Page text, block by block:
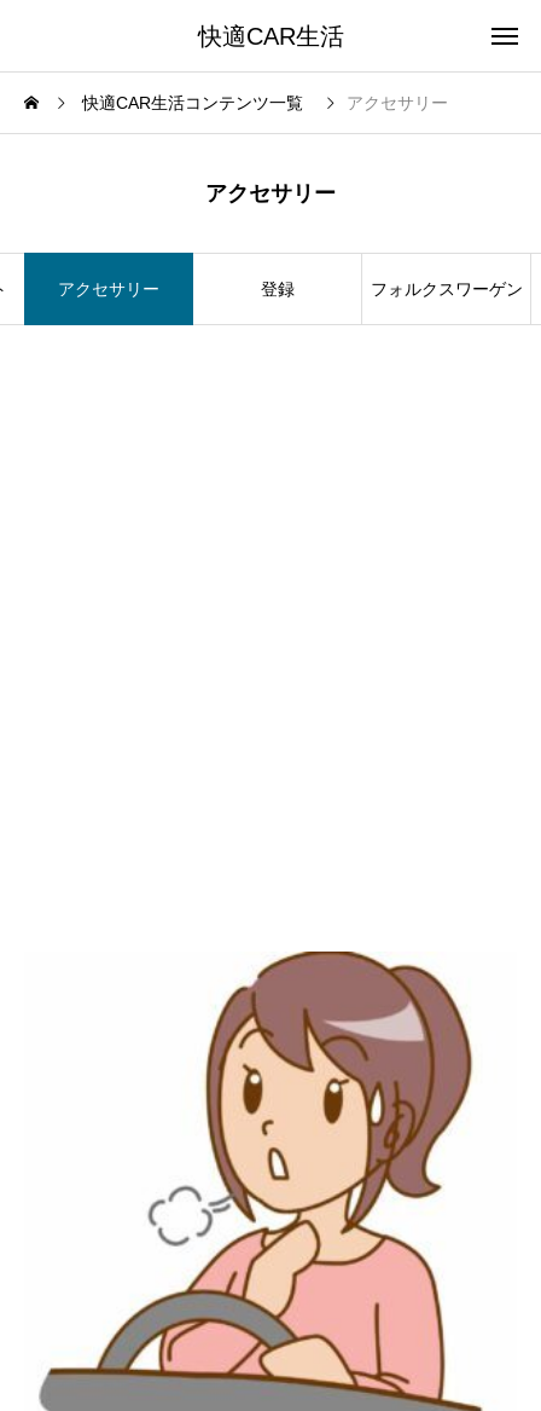
快適CAR生活
快適CAR生活コンテンツ一覧 アクセサリー
アクセサリー
アクセサリー 登録 フォルクスワーゲン